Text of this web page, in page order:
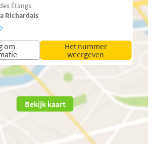
Étangs
Richardais
om
Het nummer
weergeven
Bekijk kaart